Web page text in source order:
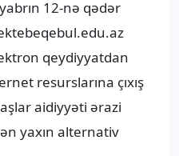
12-nə qədər
qeydiyyatdan
resurslarına çıxış
aidiyyəti ərazi
yaxın alternativ